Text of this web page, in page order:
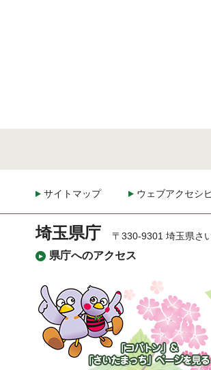
サイトマップ ウェブアクセシ
埼玉県庁
県庁へのアクセス
〒330-9301 埼玉県さ
「コバトン」&「さいた